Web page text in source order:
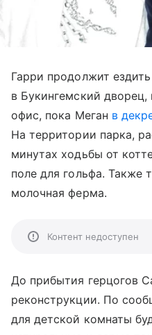
Гарри продолжит
в Букингемский дворец,
офис, пока Меган в
На территории парка,
минутах ходьбы от
поле для гольфа. Также
молочная ферма.
Контент недоступен
До прибытия герцогов
реконструкции. По
для детской комнаты